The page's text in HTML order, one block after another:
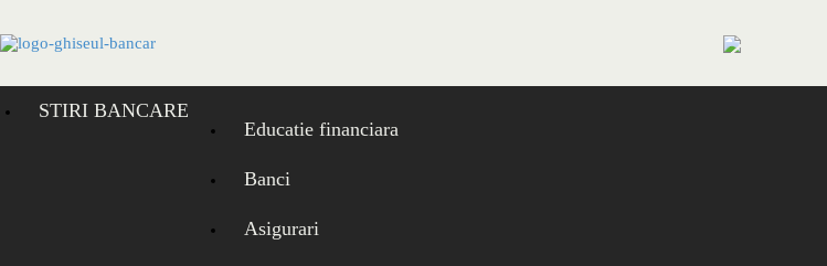
content
STIRI BANCARE
Educatie financiara
Banci
Asigurari